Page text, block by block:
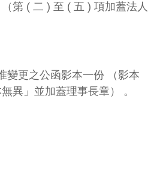
第 ( 二 ) 至 ( 五 ) 項加蓋法人
變更之公函影本一份 （影本
異」並加蓋理事長章） 。